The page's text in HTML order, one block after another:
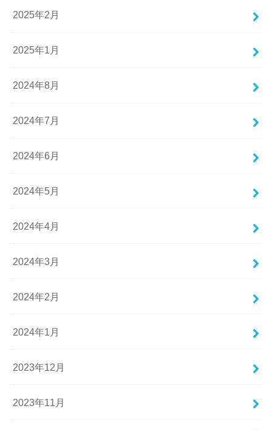
2025年2月
2025年1月
2024年8月
2024年7月
2024年6月
2024年5月
2024年4月
2024年3月
2024年2月
2024年1月
2023年12月
2023年11月